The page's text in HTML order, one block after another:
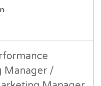
Manager /